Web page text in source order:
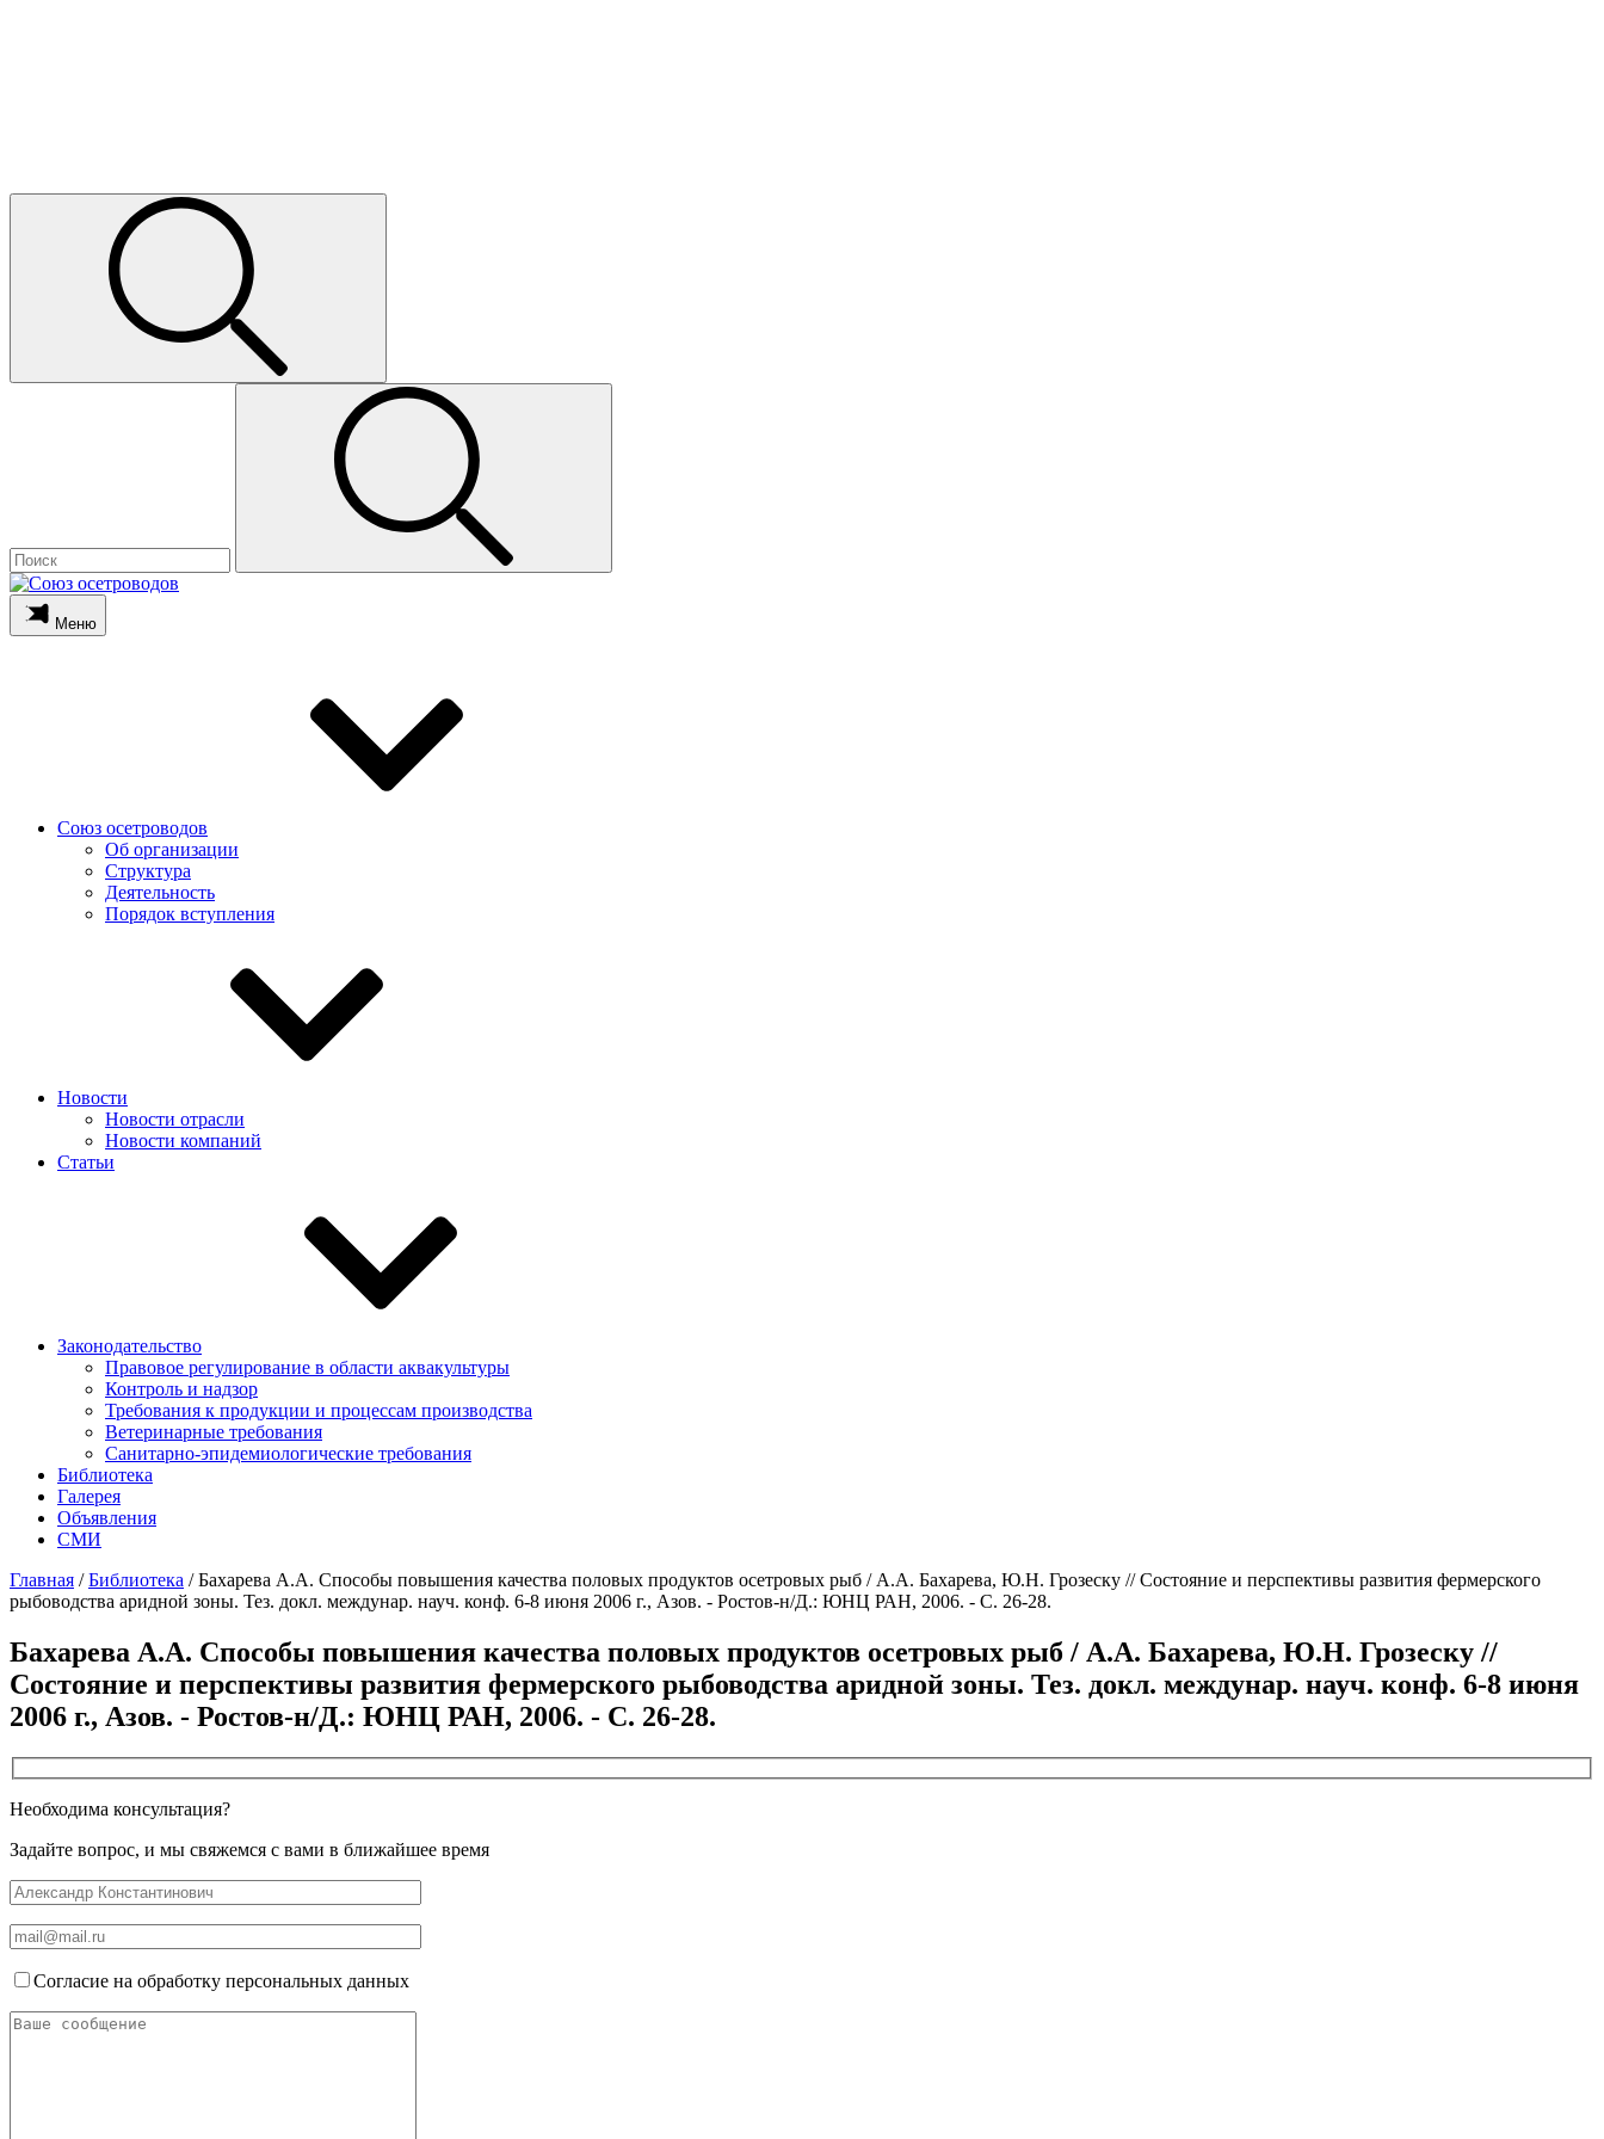
Меню
Союз осетроводов
Об организации
Структура
Деятельность
Порядок вступления
Новости
Новости отрасли
Новости компаний
Статьи
Законодательство
Правовое регулирование в области аквакультуры
Контроль и надзор
Требования к продукции и процессам производства
Ветеринарные требования
Санитарно-эпидемиологические требования
Библиотека
Галерея
Объявления
СМИ
Главная /Библиотека /Бахарева А.А. Способы повышения качества половых продуктов осетровых рыб / А.А. Бахарева, Ю.Н. Грозеску // Состояние и перспективы развития фермерского
рыбоводства аридной зоны. Тез. докл. междунар. науч. конф. 6-8 июня 2006 г., Азов. - Ростов-н/Д.: ЮНЦ РАН, 2006. - С. 26-28.
Бахарева А.А. Способы повышения качества половых продуктов осетровых рыб / А.А. Бахарева, Ю.Н. Грозеску //
Состояние и перспективы развития фермерского рыбоводства аридной зоны. Тез. докл. междунар. науч. конф. 6-8 июня
2006 г., Азов. - Ростов-н/Д.: ЮНЦ РАН, 2006. - С. 26-28.
Необходима консультация?
Задайте вопрос, и мы свяжемся с вами в ближайшее время
Согласие на обработку персональных данных